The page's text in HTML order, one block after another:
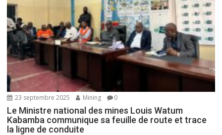
23 septembre 2025 Mining 0
Le Ministre national des mines Louis Watum
Kabamba communique sa feuille de route et trace
la ligne de conduite